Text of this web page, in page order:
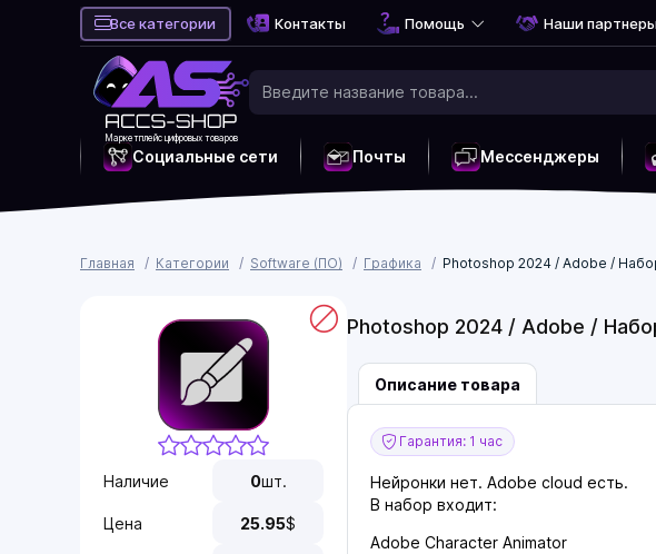
Все категории Контакты Помощь Наши партнеры
Маркетплейс цифровых товаров
Социальные сети Почты Мессенджеры
Главная Категории Software (ПО) Графика Photoshop 2024 / Adobe /
Наличие 0шт.
Цена 25.95$
Photoshop 2024 / Adobe /
Описание товара
Гарантия: 1 час
Нейронки нет. Adobe cloud есть.
В набор входит:
Аdоbе Сhаrасtеr Аnimаtоr